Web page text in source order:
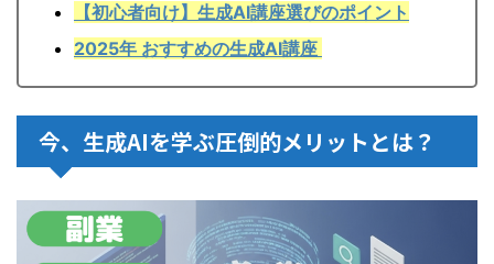
【初心者向け】生成AI講座選びのポイント
2025年 おすすめの生成AI講座
今、生成AIを学ぶ圧倒的メリットとは？